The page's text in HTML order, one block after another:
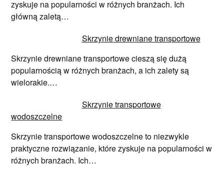
zyskuje na popularności w różnych branżach. Ich
główną zaletą…
Skrzynie drewniane transportowe
Skrzynie drewniane transportowe cieszą się dużą
popularnością w różnych branżach, a ich zalety są
wielorakie.…
Skrzynie transportowe
wodoszczelne
Skrzynie transportowe wodoszczelne to niezwykle
praktyczne rozwiązanie, które zyskuje na popularności w
różnych branżach. Ich…